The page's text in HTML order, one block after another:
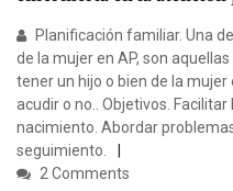
Planificación familiar. Una
de la mujer en AP, son
tener un hijo o bien de la
acudir o no.. Objetivos.
nacimiento. Abordar
seguimiento.
2 Comments